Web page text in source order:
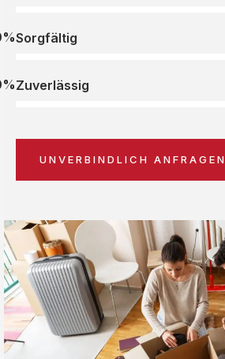
Sorgfältig
Zuverlässig
UNVERBINDLICH ANFRAGEN